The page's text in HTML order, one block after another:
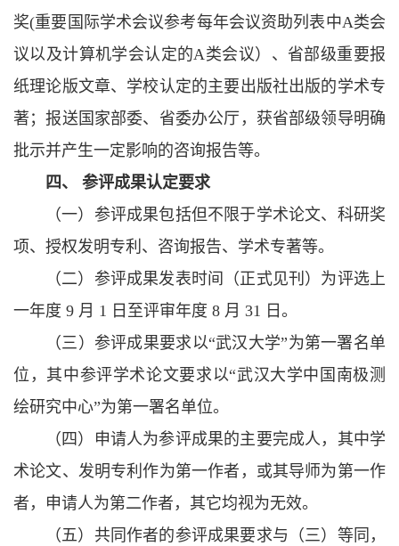
奖(重要国际学术会议参考每年会议资助列表中A类会
议以及计算机学会认定的A类会议）、省部级重要报
纸理论版文章、学校认定的主要出版社出版的学术专
著；报送国家部委、省委办公厅，获省部级领导明确
批示并产生一定影响的咨询报告等。
四、 参评成果认定要求
（一）参评成果包括但不限于学术论文、科研奖
项、授权发明专利、咨询报告、学术专著等。
（二）参评成果发表时间（正式见刊）为评选上
一年度 9 月 1 日至评审年度 8 月 31 日。
（三）参评成果要求以“武汉大学”为第一署名单
位，其中参评学术论文要求以“武汉大学中国南极测
绘研究中心”为第一署名单位。
（四）申请人为参评成果的主要完成人，其中学
术论文、发明专利作为第一作者，或其导师为第一作
者，申请人为第二作者，其它均视为无效。
（五）共同作者的参评成果要求与（三）等同，